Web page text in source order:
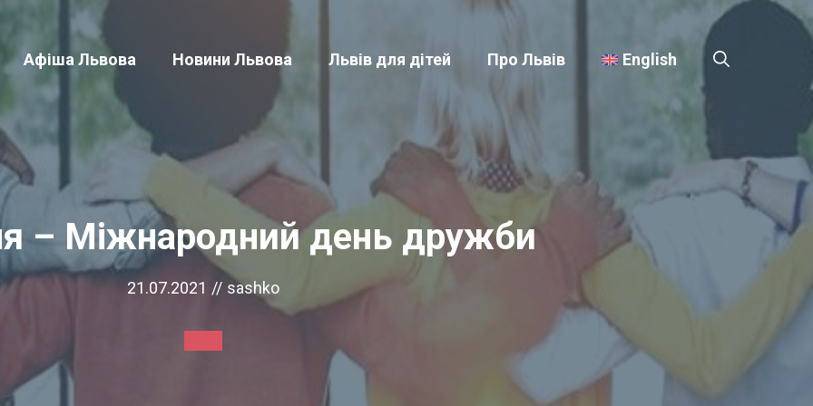
Афіша Львова Новини Львова Львів для дітей Про Львів English
– Міжнародний день дружби
21.07.2021 // sashko